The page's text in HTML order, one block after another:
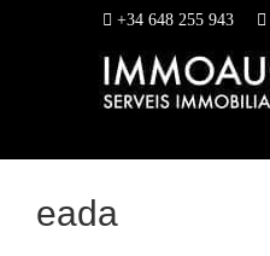
+34 648 255 943
eada